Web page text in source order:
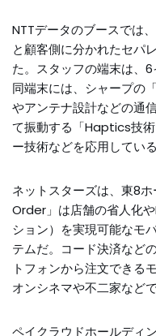
NTTデータのブースでは
と顧客側に分かれたセパ
た。スタッフの端末は、6
同端末には、シャープの
やアンテナ設計などの通
て振動する「Haptics技
ー技術などを応用している
ネットスターズは、東8
Order」は店舗の省人化
ション）を実現可能なモ
テムだ。コード決済など
トフォンから注文できる
オンシネマや不二家など
ペイクラウドホールディ